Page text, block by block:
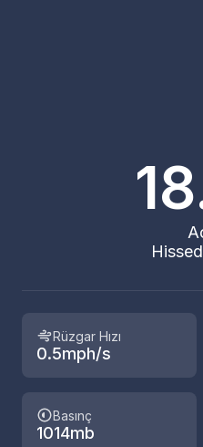
Rüzgar Hızı
0.5mph/s
Basınç
1014mb